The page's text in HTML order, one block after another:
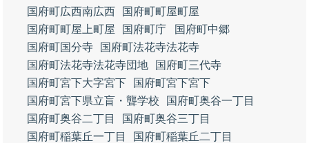
国府町広西南広西
国府町町屋町屋
国府町町屋上町屋
国府町庁
国府町中郷
国府町国分寺
国府町法花寺法花寺
国府町法花寺法花寺団地
国府町三代寺
国府町宮下大字宮下
国府町宮下宮下
国府町宮下県立盲・聾学校
国府町奥谷一丁目
国府町奥谷二丁目
国府町奥谷三丁目
国府町稲葉丘一丁目
国府町稲葉丘二丁目